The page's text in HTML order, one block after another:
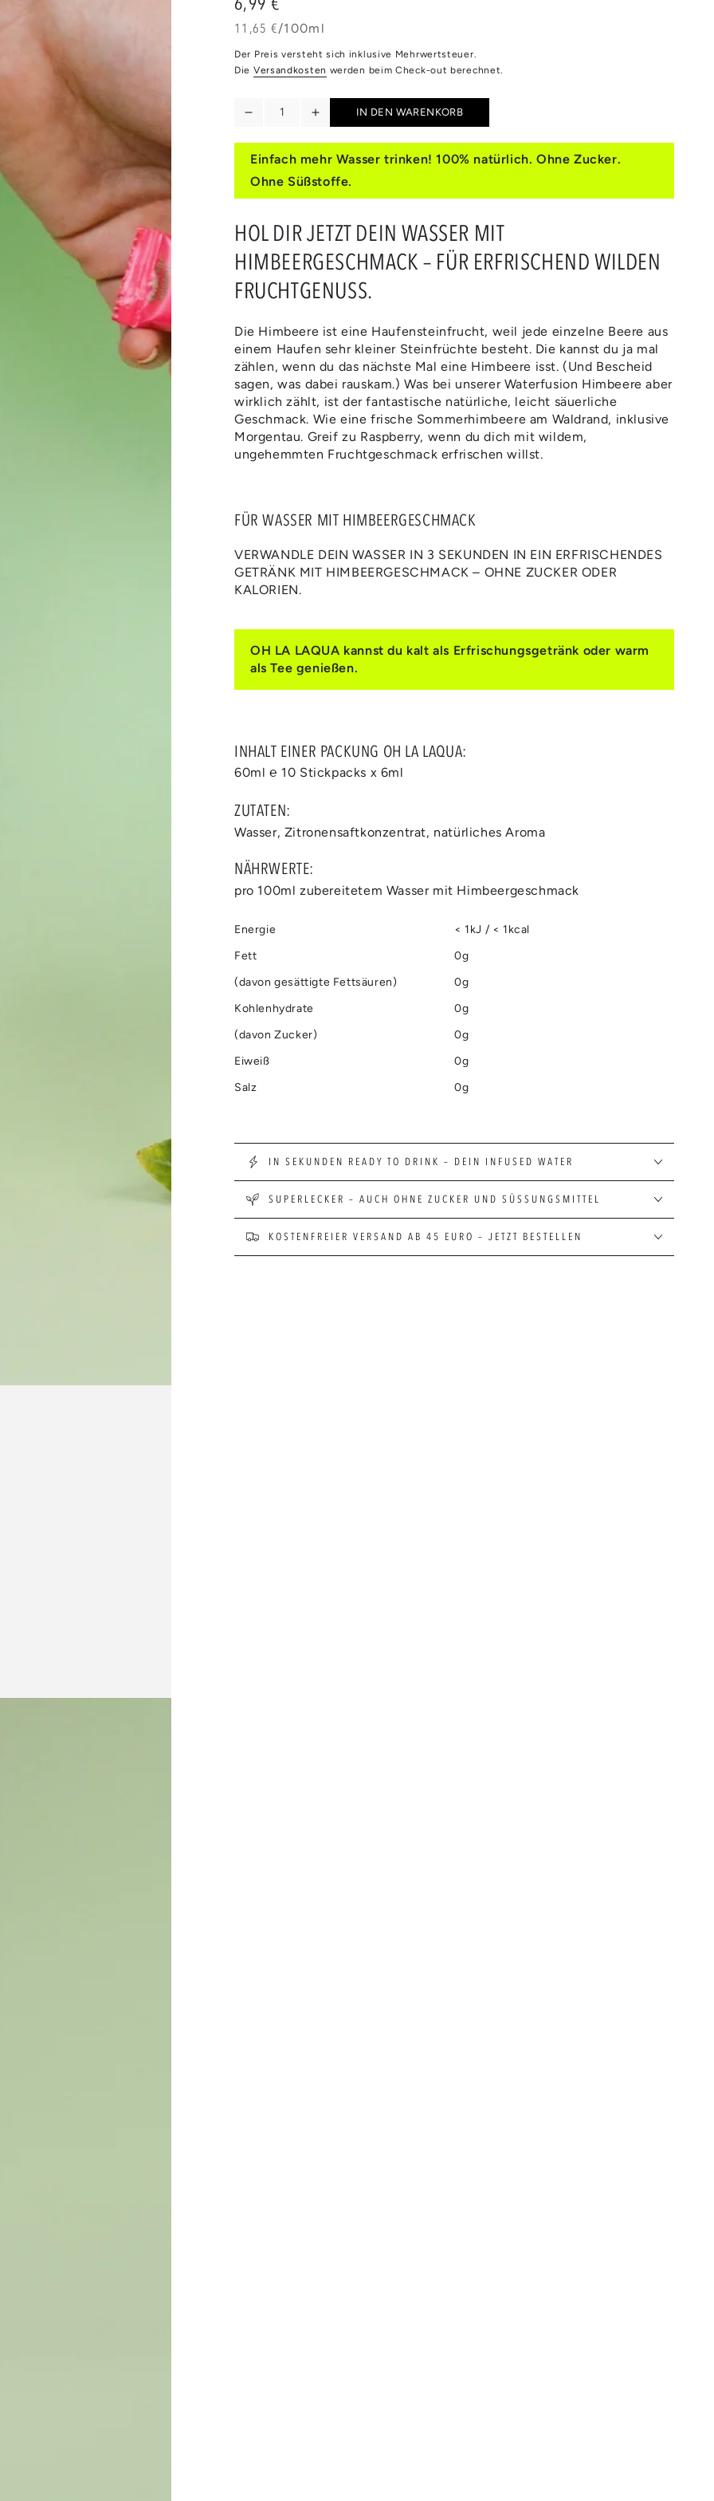
Regulärer
Preis
Stückpreis
11,65 €/
pro 100ml
Der Preis versteht sich inklusive Mehrwertsteuer.
Die Versandkosten werden beim Check-out berechnet.
Verringere
Menge
HIMBEERE
Erhöhe
Menge
für
HIMBEERE
IN DEN WARENKORB
Einfach mehr Wasser trinken! 100% natürlich. Ohne Zucker.
Ohne Süßstoffe.
HOL DIR JETZT DEIN WASSER MIT
HIMBEERGESCHMACK – FÜR ERFRISCHEND WILDEN
FRUCHTGENUSS.
Die Himbeere ist eine Haufensteinfrucht, weil jede einzelne Beere aus
einem Haufen sehr kleiner Steinfrüchte besteht. Die kannst du ja mal
zählen, wenn du das nächste Mal eine Himbeere isst. (Und Bescheid
sagen, was dabei rauskam.) Was bei unserer Waterfusion Himbeere aber
wirklich zählt, ist der fantastische natürliche, leicht säuerliche
Geschmack. Wie eine frische Sommerhimbeere am Waldrand, inklusive
Morgentau. Greif zu Raspberry, wenn du dich mit wildem,
ungehemmten Fruchtgeschmack erfrischen willst.
FÜR WASSER MIT HIMBEERGESCHMACK
VERWANDLE DEIN WASSER IN 3 SEKUNDEN IN EIN ERFRISCHENDES
GETRÄNK MIT HIMBEERGESCHMACK – OHNE ZUCKER ODER
KALORIEN.
OH LA LAQUA kannst du kalt als Erfrischungsgetränk oder warm
als Tee genießen.
INHALT EINER PACKUNG OH LA LAQUA:
60ml ℮ 10 Stickpacks x 6ml
ZUTATEN:
Wasser, Zitronensaftkonzentrat, natürliches Aroma
NÄHRWERTE:
pro 100ml zubereitetem Wasser mit Himbeergeschmack
Energie
< 1kJ / < 1kcal
Fett
0g
(davon gesättigte Fettsäuren)
0g
Kohlenhydrate
0g
(davon Zucker)
0g
Eiweiß
0g
Salz
0g
IN SEKUNDEN READY TO DRINK – DEIN INFUSED WATER
SUPERLECKER – AUCH OHNE ZUCKER UND SÜSSUNGSMITTEL
KOSTENFREIER VERSAND AB 45 EURO – JETZT BESTELLEN